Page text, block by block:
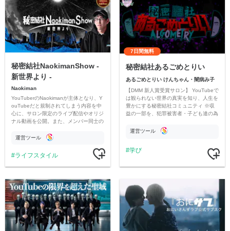
秘密結社NaokimanShow -
新世界より -
Naokiman
YouTuberのNaokimanが主体となり、Y
ouTubeだと規制されてしまう内容を中
心に、サロン限定のライブ配信やオリジ
ナル動画を公開。また、メンバー同士の
ただいています。
運営ツール
ライフスタイル
7日間無料
秘密結社あるごめとりい
あるごめとりい けんちゃん・闇病み子
【DMM 新人賞受賞サロン】 YouTubeで
は観られない世界の真実を知り、人生を
豊かにする秘密結社コミュニティ ※収
益の一部を、犯罪被害者・子ども達の為
す運営ツール
学び